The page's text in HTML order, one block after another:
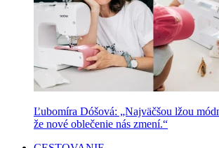
Ľubomíra Dóšová: „Najväčšou lžou
že nové oblečenie nás zmení.“